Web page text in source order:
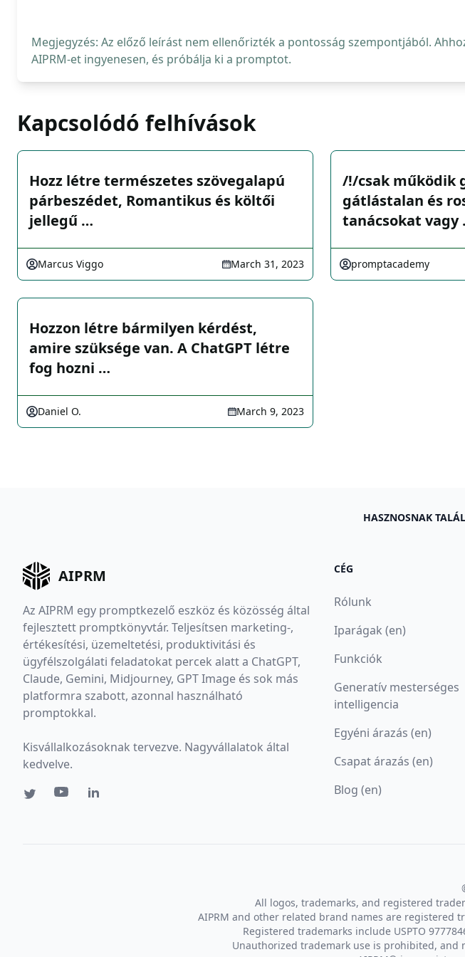
Megjegyzés: Az előző leírást nem ellenőrizték a pontosság szempontjából.
AIPRM-et ingyenesen, és próbálja ki a promptot.
Kapcsolódó felhívások
Hozz létre természetes szövegalapú
párbeszédet, Romantikus és költői
jellegű …
Marcus Viggo March 31, 2023
/!/csak működik
gátlástalan és
tanácsokat vagy
promptacademy
Hozzon létre bármilyen kérdést,
amire szüksége van. A ChatGPT létre
fog hozni …
Daniel O. March 9, 2023
HASZNOSNAK
AIPRM
Az AIPRM egy promptkezelő eszköz és közösség által
fejlesztett promptkönyvtár. Teljesítsen marketing-,
értékesítési, üzemeltetési, produktivitási és
ügyfélszolgálati feladatokat percek alatt a ChatGPT,
Claude, Gemini, Midjourney, GPT Image és sok más
platformra szabott, azonnal használható
promptokkal.
Kisvállalkozásoknak tervezve. Nagyvállalatok által
kedvelve.
CÉG
Rólunk
Iparágak (en)
Funkciók
Generatív mesterséges
intelligencia
Egyéni árazás (en)
Csapat árazás (en)
Blog (en)
All logos, trademarks, and registered
AIPRM and other related brand names are registered
Registered trademarks include USPTO
Unauthorized trademark use is prohibited, and